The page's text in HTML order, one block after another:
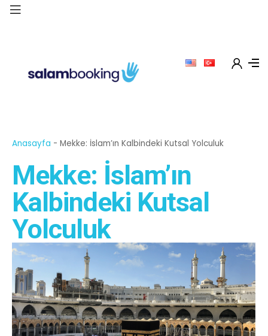
Anasayfa - Mekke: İslam’ın Kalbindeki Kutsal Yolculuk
Mekke: İslam’ın
Kalbindeki Kutsal
Yolculuk